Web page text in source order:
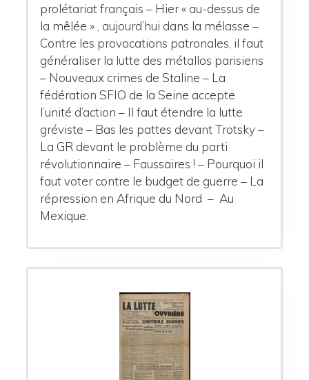
prolétariat français – Hier « au-dessus de
la mêlée » , aujourd’hui dans la mélasse –
Contre les provocations patronales, il faut
généraliser la lutte des métallos parisiens
– Nouveaux crimes de Staline – La
fédération SFIO de la Seine accepte
l’unité d’action – Il faut étendre la lutte
gréviste – Bas les pattes devant Trotsky –
La GR devant le problème du parti
révolutionnaire – Faussaires ! – Pourquoi il
faut voter contre le budget de guerre – La
répression en Afrique du Nord – Au
Mexique.